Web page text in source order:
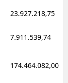
23.927.218,75
7.911.539,74
174.464.082,00